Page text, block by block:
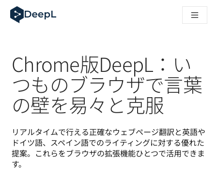
AIエージェント向けDeepL
DeepL Translation Flow：主要なユースケースや連携機能
エンタープライズ向け言語AIの信頼性を読み解く
DeepLにおける翻訳品質評価の構築方法
高品質なテキスト翻訳からリアルタイム音声翻訳までを支
Building an instantly accessible voice demo with DeepL
Chrome版DeepL：い
つものブラウザで言葉
の壁を易々と克服
リアルタイムで行える正確なウェブページ翻訳と英語や
ドイツ語、スペイン語でのライティングに対する優れた
提案。これらをブラウザの拡張機能ひとつで活用できま
す。